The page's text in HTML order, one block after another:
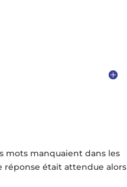
mots manquaient dans les
réponse était attendue alors